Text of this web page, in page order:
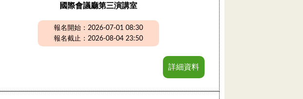
國際會議廳第三演講室
報名開始：2026-07-01 08:30
報名截止：2026-08-04 23:50
詳細資料